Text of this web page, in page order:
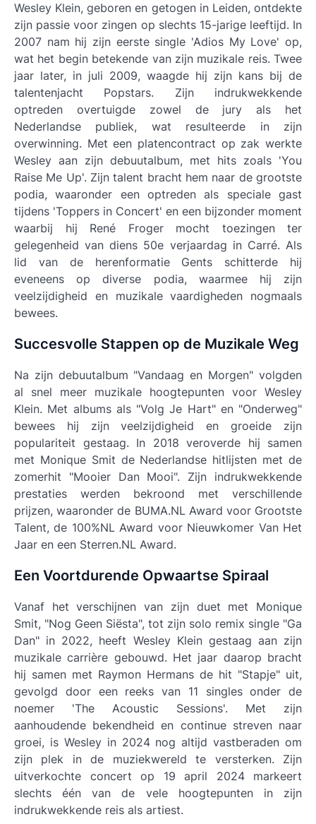
Wesley Klein, geboren en getogen in Leiden, ontdekte
zijn passie voor zingen op slechts 15-jarige leeftijd. In
2007 nam hij zijn eerste single 'Adios My Love' op,
wat het begin betekende van zijn muzikale reis. Twee
jaar later, in juli 2009, waagde hij zijn kans bij de
talentenjacht Popstars. Zijn indrukwekkende
optreden overtuigde zowel de jury als het
Nederlandse publiek, wat resulteerde in zijn
overwinning. Met een platencontract op zak werkte
Wesley aan zijn debuutalbum, met hits zoals 'You
Raise Me Up'. Zijn talent bracht hem naar de grootste
podia, waaronder een optreden als speciale gast
tijdens 'Toppers in Concert' en een bijzonder moment
waarbij hij René Froger mocht toezingen ter
gelegenheid van diens 50e verjaardag in Carré. Als
lid van de herenformatie Gents schitterde hij
eveneens op diverse podia, waarmee hij zijn
veelzijdigheid en muzikale vaardigheden nogmaals
bewees.
Succesvolle Stappen op de Muzikale Weg
Na zijn debuutalbum "Vandaag en Morgen" volgden
al snel meer muzikale hoogtepunten voor Wesley
Klein. Met albums als "Volg Je Hart" en "Onderweg"
bewees hij zijn veelzijdigheid en groeide zijn
populariteit gestaag. In 2018 veroverde hij samen
met Monique Smit de Nederlandse hitlijsten met de
zomerhit "Mooier Dan Mooi". Zijn indrukwekkende
prestaties werden bekroond met verschillende
prijzen, waaronder de BUMA.NL Award voor Grootste
Talent, de 100%NL Award voor Nieuwkomer Van Het
Jaar en een Sterren.NL Award.
Een Voortdurende Opwaartse Spiraal
Vanaf het verschijnen van zijn duet met Monique
Smit, "Nog Geen Siësta", tot zijn solo remix single "Ga
Dan" in 2022, heeft Wesley Klein gestaag aan zijn
muzikale carrière gebouwd. Het jaar daarop bracht
hij samen met Raymon Hermans de hit "Stapje" uit,
gevolgd door een reeks van 11 singles onder de
noemer 'The Acoustic Sessions'. Met zijn
aanhoudende bekendheid en continue streven naar
groei, is Wesley in 2024 nog altijd vastberaden om
zijn plek in de muziekwereld te versterken. Zijn
uitverkochte concert op 19 april 2024 markeert
slechts één van de vele hoogtepunten in zijn
indrukwekkende reis als artiest.